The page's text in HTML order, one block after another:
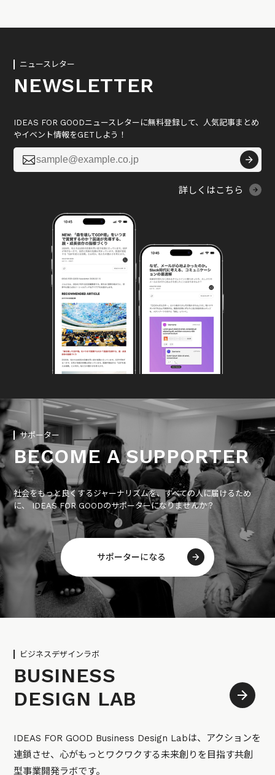
ニュースレター
NEWSLETTER
IDEAS FOR GOODニュースレターに無料登録して、人気記事まとめ
やイベント情報をGETしよう！

詳しくはこちら
サポーター
BECOME A SUPPORTER
社会をもっと良くするジャーナリズムを、すべての人に届けるため
に、 IDEAS FOR GOODのサポーターになりませんか？
サポーターになる
ビジネスデザインラボ
BUSINESS
DESIGN LAB
IDEAS FOR GOOD Business Design Labは、アクションを
連鎖させ、心がもっとワクワクする未来創りを目指す共創
型事業開発ラボです。